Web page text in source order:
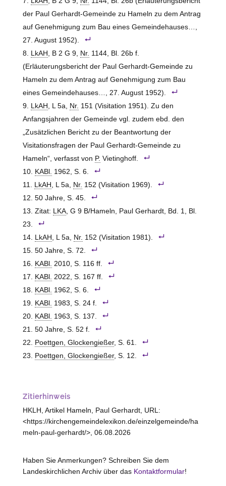
der Paul Gerhardt-Gemeinde zu Hameln zu dem Antrag
auf Genehmigung zum Bau eines Gemeindehauses…,
27. August 1952).
LkAH , B 2 G 9, Nr. 1144, Bl. 26b f.
(Erläuterungsbericht der Paul Gerhardt-Gemeinde zu
Hameln zu dem Antrag auf Genehmigung zum Bau
eines Gemeindehauses…, 27. August 1952).
LkAH , L 5a, Nr. 151 (Visitation 1951). Zu den
Anfangsjahren der Gemeinde vgl. zudem ebd. den
„Zusätzlichen Bericht zu der Beantwortung der
Visitationsfragen der Paul Gerhardt-Gemeinde zu
Hameln“, verfasst von P. Vietinghoff.
KABl. 1962, S. 6.
LkAH , L 5a, Nr. 152 (Visitation 1969).
50 Jahre, S. 45.
Zitat: LKA, G 9 B/Hameln, Paul Gerhardt, Bd. 1, Bl.
23.
LkAH , L 5a, Nr. 152 (Visitation 1981).
50 Jahre, S. 72.
KABl. 2010, S. 116 ff.
KABl. 2022, S. 167 ff.
KABl. 1962, S. 6.
KABl. 1983, S. 24 f.
KABl. 1963, S. 137.
50 Jahre, S. 52 f.
Poettgen, Glockengießer, S. 61.
Poettgen, Glockengießer, S. 12.
Zitierhinweis
HKLH, Artikel Hameln, Paul Gerhardt, URL:
<https://kirchengemeindelexikon.de/einzelgemeinde/ha
meln-paul-gerhardt/>, 06.08.2026
Haben Sie Anmerkungen? Schreiben Sie dem
Landeskirchlichen Archiv über das Kontaktformular!